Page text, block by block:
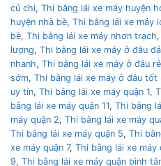
củ chi, Thi bằng lái xe máy huyện
huyện nhà bè, Thi bằng lái xe máy
bè, Thi bằng lái xe máy nhơn trạch,
lượng, Thi bằng lái xe máy ở đâu
nhanh, Thi bằng lái xe máy ở đâu
sớm, Thi bằng lái xe máy ở đâu tốt
uy tín, Thi bằng lái xe máy quận 1,
bằng lái xe máy quận 11, Thi bằng
máy quận 2, Thi bằng lái xe máy
Thi bằng lái xe máy quận 5, Thi
xe máy quận 7, Thi bằng lái xe máy
9, Thi bằng lái xe máy quận bình